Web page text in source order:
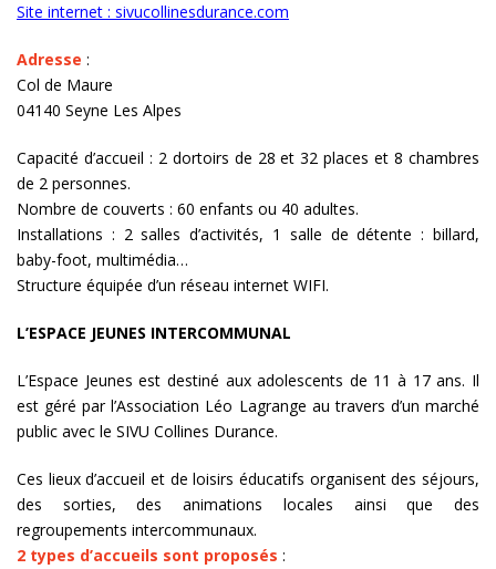
Site internet : sivucollinesdurance.com
Adresse :
Col de Maure
04140 Seyne Les Alpes
Capacité d’accueil : 2 dortoirs de 28 et 32 places et 8 chambres
de 2 personnes.
Nombre de couverts : 60 enfants ou 40 adultes.
Installations : 2 salles d’activités, 1 salle de détente : billard,
baby-foot, multimédia…
Structure équipée d’un réseau internet WIFI.
L’ESPACE JEUNES INTERCOMMUNAL
L’Espace Jeunes est destiné aux adolescents de 11 à 17 ans. Il
est géré par l’Association Léo Lagrange au travers d’un marché
public avec le SIVU Collines Durance.
Ces lieux d’accueil et de loisirs éducatifs organisent des séjours,
des sorties, des animations locales ainsi que des
regroupements intercommunaux.
2 types d’accueils sont proposés :